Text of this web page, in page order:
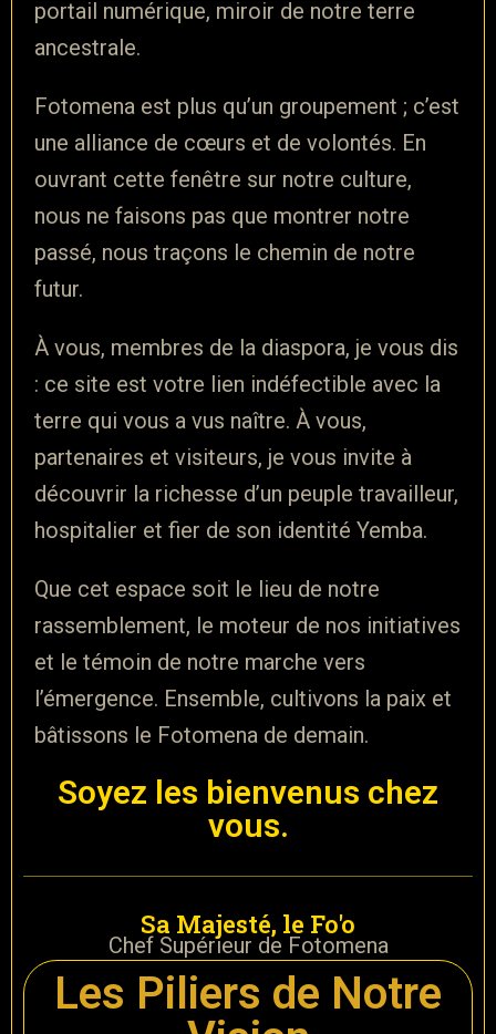
portail numérique, miroir de notre terre
ancestrale.
Fotomena est plus qu’un groupement ; c’est
une alliance de cœurs et de volontés. En
ouvrant cette fenêtre sur notre culture,
nous ne faisons pas que montrer notre
passé, nous traçons le chemin de notre
futur.
À vous, membres de la diaspora, je vous dis
: ce site est votre lien indéfectible avec la
terre qui vous a vus naître. À vous,
partenaires et visiteurs, je vous invite à
découvrir la richesse d’un peuple travailleur,
hospitalier et fier de son identité Yemba.
Que cet espace soit le lieu de notre
rassemblement, le moteur de nos initiatives
et le témoin de notre marche vers
l’émergence. Ensemble, cultivons la paix et
bâtissons le Fotomena de demain.
Soyez les bienvenus chez
vous.
Sa Majesté, le Fo'o
Chef Supérieur de Fotomena
Les Piliers de Notre